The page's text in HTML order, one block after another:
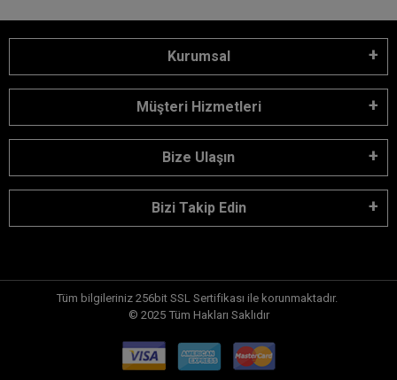
Kurumsal
Müşteri Hizmetleri
Bize Ulaşın
Bizi Takip Edin
Tüm bilgileriniz 256bit SSL Sertifikası ile korunmaktadır.
© 2025 Tüm Hakları Saklıdır